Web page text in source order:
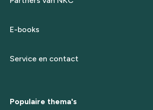
E-books
Service en contact
Populaire thema's